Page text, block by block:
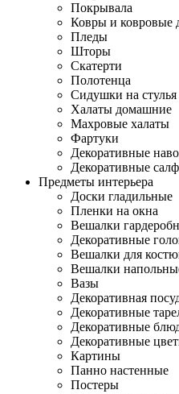
Покрывала
Ковры и ковровые
Пледы
Шторы
Скатерти
Полотенца
Сидушки на стулья
Халаты домашние
Махровые халаты
Фартуки
Декоративные
Декоративные
Предметы интерьера
Доски гладильные
Пленки на окна
Вешалки
Декоративные
Вешалки для
Вешалки
Вазы
Декоративная
Декоративные
Декоративные
Декоративные
Картины
Панно настенные
Постеры